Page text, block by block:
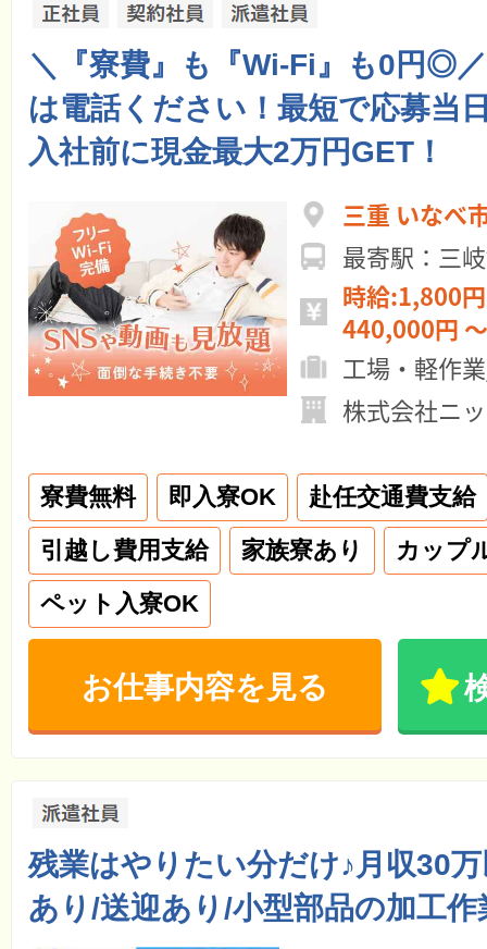
＼『寮費』も『Wi-Fi』も0円◎
は電話ください！最短で応募当
入社前に現金最大2万円GET！
三重 いなべ
最寄駅：三
時給:1,800
440,000円
工場・軽作
株式会社ニ
寮費無料 即入寮OK
赴任交通費支給
引越し費用支給
家族寮あり
カップ
ペット入寮OK
お仕事内容を見る
残業はやりたい分だけ♪月収30
あり/送迎あり/小型部品の加工作